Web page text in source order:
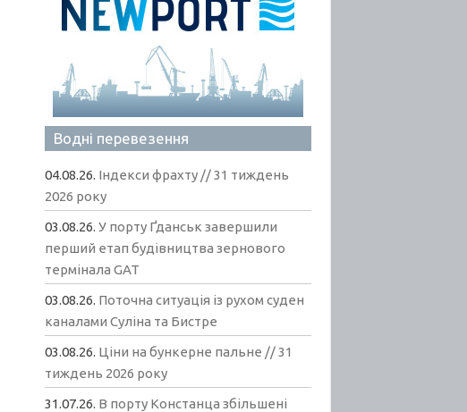
Водні перевезення
04.08.26. Індекси фрахту // 31 тиждень
2026 року
03.08.26.У порту Ґданськ завершили
перший етап будівництва зернового
термінала GAT
03.08.26. Поточна ситуація із рухом суден
каналами Суліна та Бистре
03.08.26. Ціни на бункерне пальне // 31
тиждень 2026 року
31.07.26. В порту Констанца збільшені